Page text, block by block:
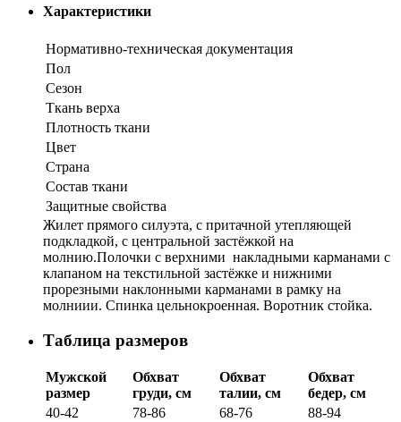
Характеристики
Нормативно-техническая документация
Пол
Сезон
Ткань верха
Плотность ткани
Цвет
Страна
Состав ткани
Защитные свойства
Жилет прямого силуэта, с притачной утепляющей
подкладкой, с центральной застёжкой на
молнию.Полочки с верхними накладными карманами с
клапаном на текстильной застёжке и нижними
прорезными наклонными карманами в рамку на
молниии. Спинка цельнокроенная. Воротник стойка.
Таблица размеров
Мужской
размер
Обхват
груди, см
Обхват
талии, см
Обхват
бедер, см
40-42
78-86 68-76
88-94